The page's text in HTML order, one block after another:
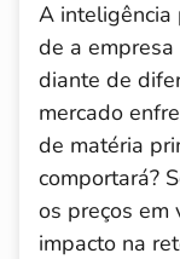
A inteligência
de a
diante de
mercado
de matéria
comportará?
os preços em
impacto na